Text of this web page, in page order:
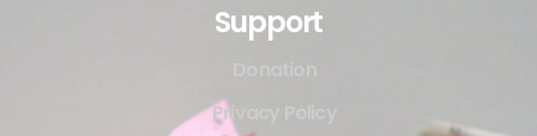
Support
Privacy Policy